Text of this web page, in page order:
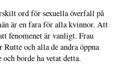
ord för sexuella överfall på
är en fara för alla kvinnor. Att
fenomenet är vanligt. Frau
och alla de andra öppna
borde ha vetat detta.